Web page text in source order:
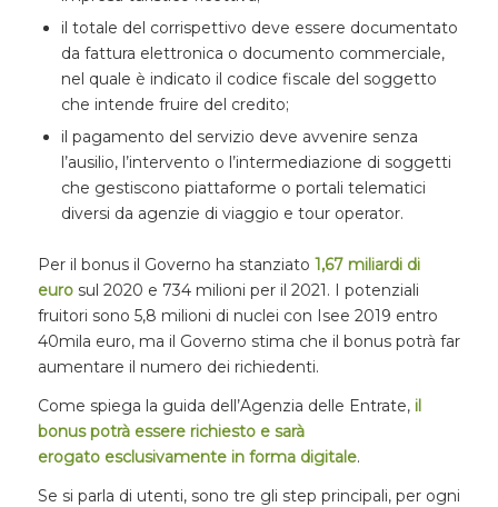
il totale del corrispettivo deve essere documentato
da fattura elettronica o documento commerciale,
nel quale è indicato il codice fiscale del soggetto
che intende fruire del credito;
il pagamento del servizio deve avvenire senza
l’ausilio, l’intervento o l’intermediazione di soggetti
che gestiscono piattaforme o portali telematici
diversi da agenzie di viaggio e tour operator.
Per il bonus il Governo ha stanziato 1,67 miliardi di
eurosul 2020 e 734 milioni per il 2021. I potenziali
fruitori sono 5,8 milioni di nuclei con Isee 2019 entro
40mila euro, ma il Governo stima che il bonus potrà far
aumentare il numero dei richiedenti.
Come spiega la guida dell’Agenzia delle Entrate, il
bonus potrà essere richiesto e sarà
erogato esclusivamente in forma digitale.
Se si parla di utenti, sono tre gli step principali, per ogni